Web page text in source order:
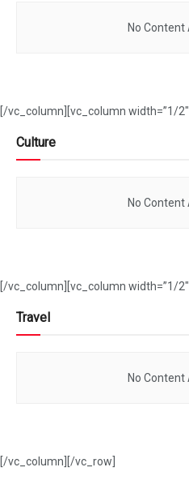
No Content
[/vc_column][vc_column width=”1/
Culture
No Content
[/vc_column][vc_column width=”1/
Travel
No Content
[/vc_column][/vc_row]